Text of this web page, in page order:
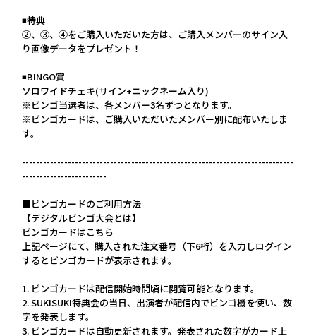
◾️特典
②、③、④をご購入いただいた方は、ご購入メンバーのサイン入
り画像データをプレゼント！
◾️BINGO賞
ソロワイドチェキ(サイン+ニックネーム入り)
※ビンゴ当選者は、各メンバー3名ずつとなります。
※ビンゴカードは、ご購入いただいたメンバー別に配布いたしま
す。
-----------------------------------------------------------------------------
------------------------
■ビンゴカードのご利用方法
【デジタルビンゴ大会とは】
ビンゴカードはこちら
上記ページにて、購入された注文番号（下6桁）を入力しログイン
するとビンゴカードが表示されます。
1. ビンゴカードは配信開始時間頃に閲覧可能となります。
2. SUKISUKI特典会の当日、出演者が配信内でビンゴ機を使い、数
字を発表します。
3. ビンゴカードは自動更新されます。発表された数字がカード上